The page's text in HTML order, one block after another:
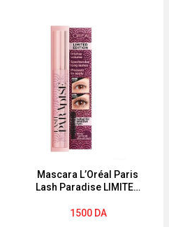
TATTOO
TINTED
PERMANENT
EYEBROWS
MEDIUM
BROWN
Mascara L’Oréal Paris
Lash Paradise LIMITED
1500 DA